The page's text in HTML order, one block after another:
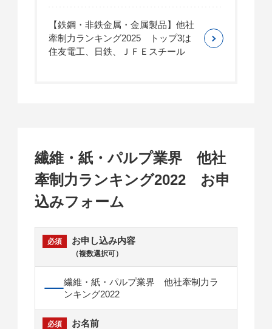
【鉄鋼・非鉄金属・金属製品】他社
牽制力ランキング2025 トップ3は
住友電工、日鉄、ＪＦＥスチール
繊維・紙・パルプ業界 他社
牽制力ランキング2022 お申
込みフォーム
お申し込み内容
（複数選択可）
繊維・紙・パルプ業界 他社牽制力ラ
ンキング2022
お名前